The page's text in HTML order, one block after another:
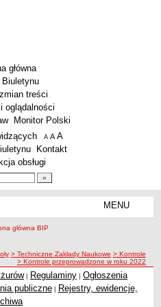
główna
Biuletynu
treści
oglądalności
Monitor Polski
A pomniejsz czcionkę
A standardowy rozmiar czcionki
A
Kontakt
obsługi
MENU
> Techniczne Zakłady Naukowe > Kontrole
> Kontrole przeprowadzone w roku 2022
| Regulaminy | Ogłoszenia
publiczne| Rejestry, ewidencje,